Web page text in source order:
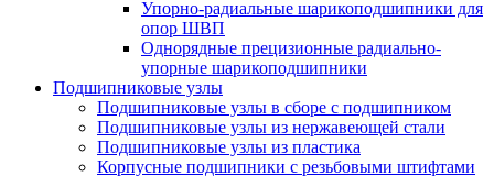
Упорно-радиальные шарикоподшипники для
опор ШВП
Однорядные прецизионные радиально-
упорные шарикоподшипники
Подшипниковые узлы
Подшипниковые узлы в сборе с подшипником
Подшипниковые узлы из нержавеющей стали
Подшипниковые узлы из пластика
Корпусные подшипники с резьбовыми штифтами